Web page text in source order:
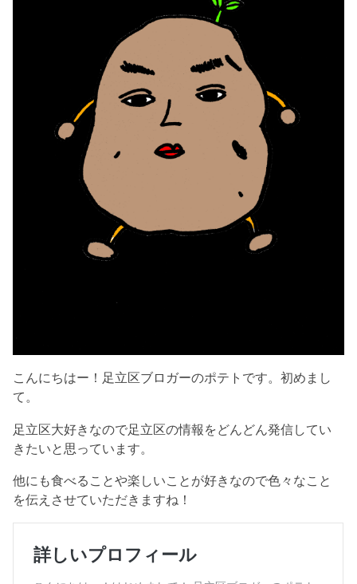
こんにちはー！足立区ブロガーのポテトです。初めまし
て。
足立区大好きなので足立区の情報をどんどん発信してい
きたいと思っています。
他にも食べることや楽しいことが好きなので色々なこと
を伝えさせていただきますね！